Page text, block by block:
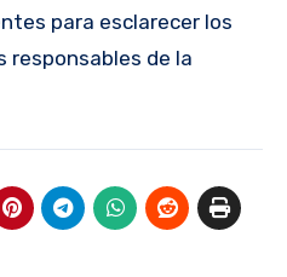
para esclarecer los
responsables de la